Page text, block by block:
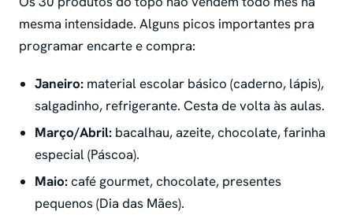
mesma intensidade. Alguns picos importantes pra
programar encarte e compra:
Janeiro: material escolar básico (caderno, lápis),
salgadinho, refrigerante. Cesta de volta às aulas.
Março/Abril: bacalhau, azeite, chocolate, farinha
especial (Páscoa).
Maio:café gourmet, chocolate, presentes
pequenos (Dia das Mães).